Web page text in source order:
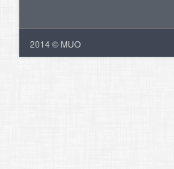
2014 © MUO